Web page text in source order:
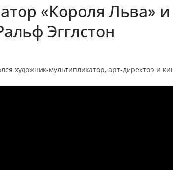
«Короля Льва»
Эгглстон
художник-мультипликатор, арт-директор и